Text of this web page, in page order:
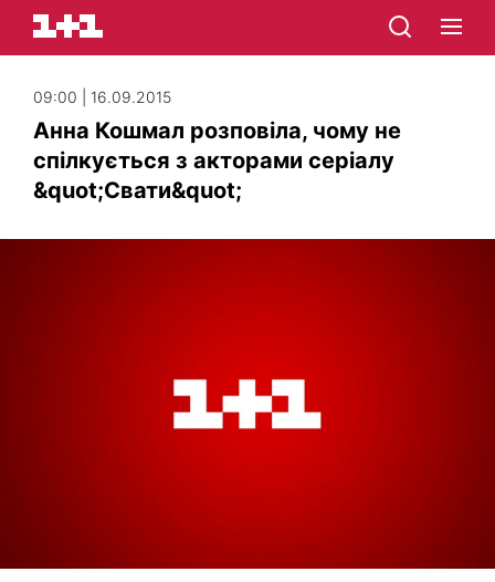
09:00 | 16.09.2015
Анна Кошмал розповіла, чому не
спілкується з акторами серіалу
&quot;Свати&quot;